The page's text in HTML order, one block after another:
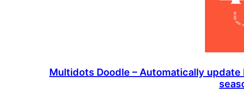
Multidots Doodle – Automatically